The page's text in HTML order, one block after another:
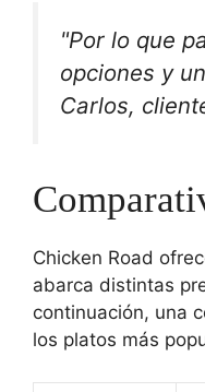
"Por lo que
opciones y
Carlos,
Chicken Road
abarca distintas
continuación, una
los platos más